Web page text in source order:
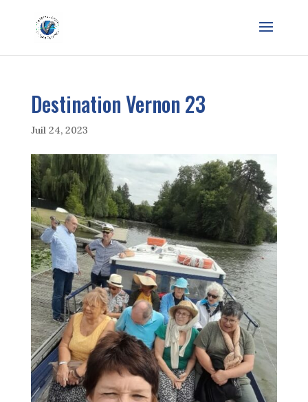
Destination Vernon 23
Juil 24, 2023